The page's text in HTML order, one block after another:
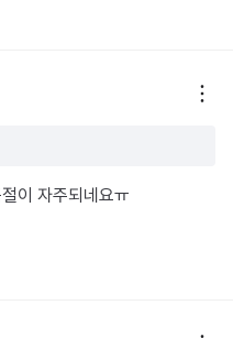
이 자주되네요ㅠ